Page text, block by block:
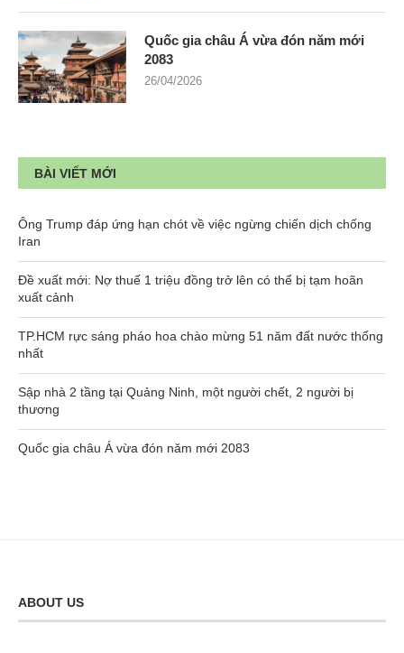
Quốc gia châu Á vừa đón năm mới
2083
26/04/2026
BÀI VIẾT MỚI
Ông Trump đáp ứng hạn chót về việc ngừng chiến dịch chống
Iran
Đề xuất mới: Nợ thuế 1 triệu đồng trở lên có thể bị tạm hoãn
xuất cảnh
TP.HCM rực sáng pháo hoa chào mừng 51 năm đất nước thống
nhất
Sập nhà 2 tầng tại Quảng Ninh, một người chết, 2 người bị
thương
Quốc gia châu Á vừa đón năm mới 2083
ABOUT US